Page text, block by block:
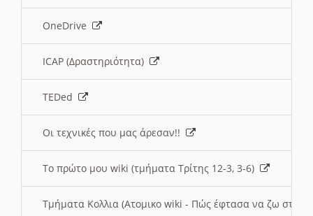
OneDrive
ICAP (Δραστηριότητα)
TEDed
Οι τεχνικές που μας άρεσαν!!
Το πρώτο μου wiki (τμήματα Τρίτης 12-3, 3-6)
Τμήματα Κολλια (Ατομικο wiki - Πώς έφτασα να ζω στην